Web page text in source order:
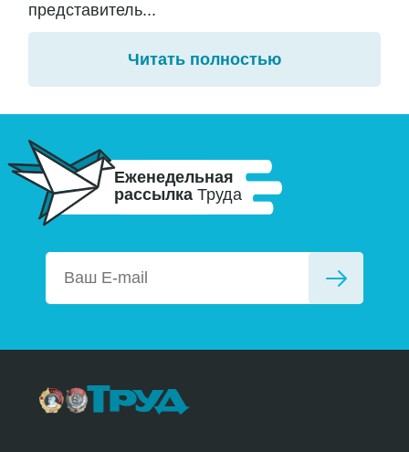
представитель...
Читать полностью
Еженедельная
рассылка Труда